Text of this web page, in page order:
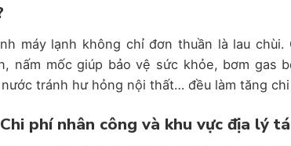
máy lạnh không chỉ đơn thuần là lau
nấm mốc giúp bảo vệ sức khỏe, bơm gas
tránh hư hỏng nội thất… đều làm tăng
phí nhân công và khu vực địa lý